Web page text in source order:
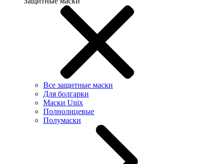
Все защитные маски
Для болгарки
Маски Unix
Полнолицевые
Полумаски